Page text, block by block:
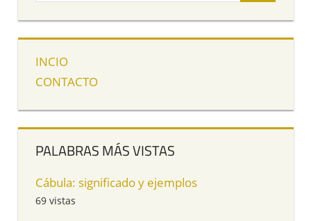
INCIO
CONTACTO
PALABRAS MÁS VISTAS
Cábula: significado y ejemplos
69 vistas